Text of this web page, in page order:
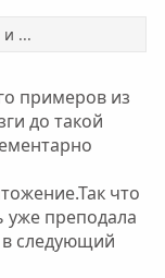
...
примеров из
до такой
что
уже преподала
следующий